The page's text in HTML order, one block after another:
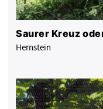
Saurer Kreuz
Hernstein